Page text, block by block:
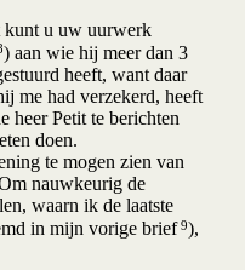
u uw uurwerk
) aan wie hij meer dan 3
heeft, want daar
me had verzekerd, heeft
heer Petit te berichten
doen.
te mogen zien van
nauwkeurig de
waarn ik de laatste
in mijn vorige brief9),